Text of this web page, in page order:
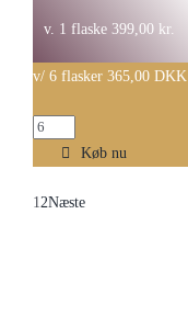
v. 1 flaske 399,00 kr.
v/ 6 flasker 365,00 DKK
Chateau
Gardine
Køb nu
12Næste